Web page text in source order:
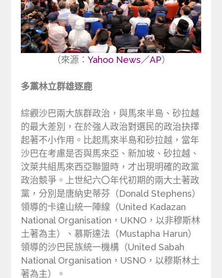
（來源： Yahoo News／AP）
多黨林立群雄逐鹿
綜觀沙巴兩大族群政治，與馬來半島、砂拉越
的最大差別，在於強人政治對選民的政治抉擇
起著不小作用。比起馬來半島和砂拉越，當年
沙巴在考慮是否與馬來亞、新加坡、砂拉越、
汶萊共組馬來西亞聯盟時，才出現明確的政黨
政治競爭。上世紀六〇年代初期的兩大土著政
黨，分別是唐納史蒂芬（Donald Stephens）
領導的卡達山統一陣線（United Kadazan
National Organisation，UKNO，以非穆斯林
土著為主）、慕斯達法（Mustapha Harun）
領導的沙巴民族統一機構（United Sabah
National Organisation，USNO，以穆斯林土
著為主）。